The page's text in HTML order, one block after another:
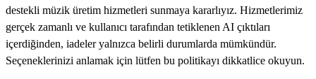
destekli müzik üretim hizmetleri sunmaya kararlıyız. Hizmetlerimiz
gerçek zamanlı ve kullanıcı tarafından tetiklenen AI çıktıları
içerdiğinden, iadeler yalnızca belirli durumlarda mümkündür.
Seçeneklerinizi anlamak için lütfen bu politikayı dikkatlice okuyun.